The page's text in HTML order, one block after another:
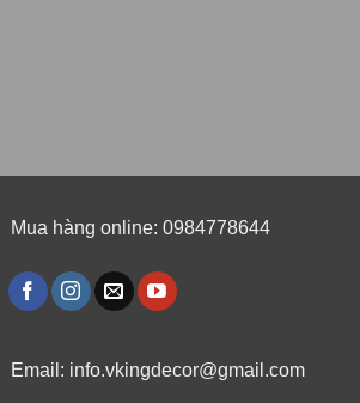
Mua hàng online: 0984778644
Email: info.vkingdecor@gmail.com